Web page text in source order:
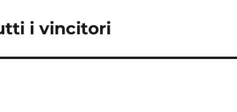
i vincitori